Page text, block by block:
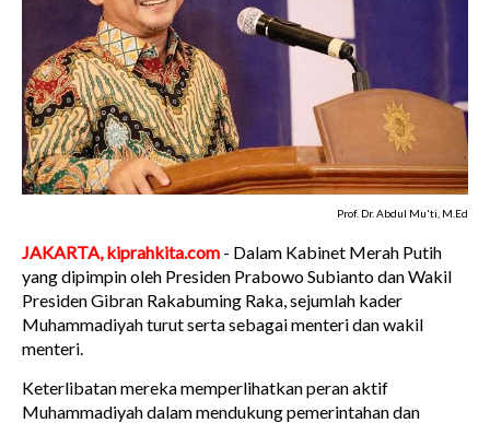
Prof. Dr. Abdul Mu'ti, M.Ed
JAKARTA, kiprahkita.com - Dalam Kabinet Merah Putih
yang dipimpin oleh Presiden Prabowo Subianto dan Wakil
Presiden Gibran Rakabuming Raka, sejumlah kader
Muhammadiyah turut serta sebagai menteri dan wakil
menteri.
Keterlibatan mereka memperlihatkan peran aktif
Muhammadiyah dalam mendukung pemerintahan dan